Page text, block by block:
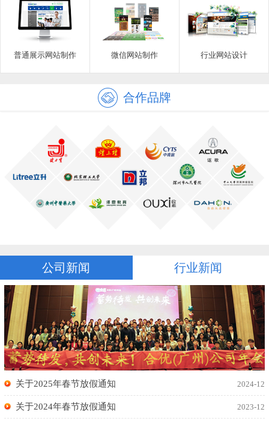
普通展示网站制作 微信网站制作 行业网站设计
合作品牌
公司新闻 行业新闻
关于2025年春节放假通知 2024-12
关于2024年春节放假通知 2023-12